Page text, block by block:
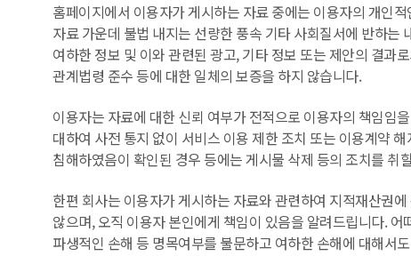
홈페이지에서 이용자가 게시하는 자료 중에는 이용자의 개인
자료 가운데 불법 내지는 선량한 풍속 기타 사회질서에 반하
여하한 정보 및 이와 관련된 광고, 기타 정보 또는 제안의 결과
관계법령 준수 등에 대한 일체의 보증을 하지 않습니다.
이용자는 자료에 대한 신뢰 여부가 전적으로 이용자의 책임임
대하여 사전 통지 없이 서비스 이용 제한 조치 또는 이용계약
침해하였음이 확인된 경우 등에는 게시물 삭제 등의 조치를 취
한편 회사는 이용자가 게시하는 자료와 관련하여 지적재산권
않으며, 오직 이용자 본인에게 책임이 있음을 알려드립니다.
파생적인 손해 등 명목여부를 불문하고 여하한 손해에 대해서